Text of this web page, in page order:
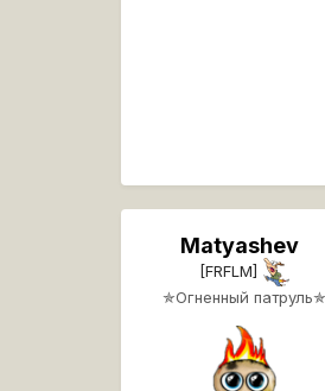
Matyashev
[FRFLM]
✯Огненный патруль✯